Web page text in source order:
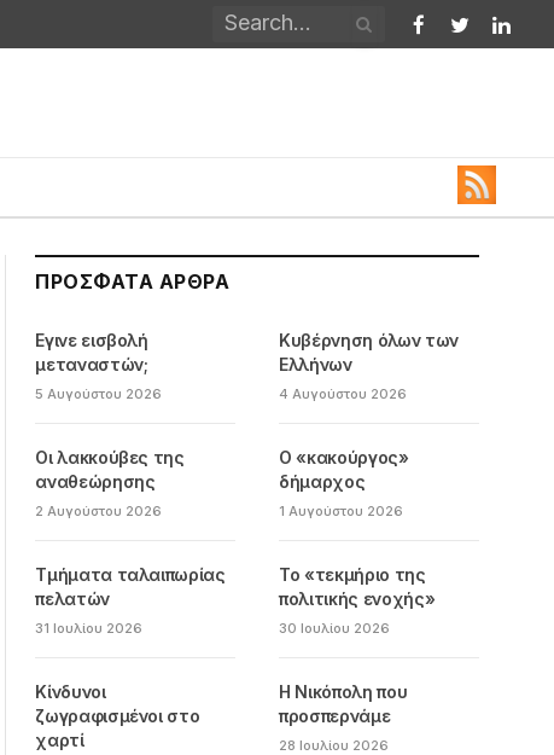
Facebook
Twitter
ΠΡΌΣΦΑΤΑ ΆΡΘΡΑ
Εγινε εισβολή
μεταναστών;
5 Αυγούστου 2026
Κυβέρνηση όλων των
Ελλήνων
4 Αυγούστου 2026
Οι λακκούβες της
αναθεώρησης
2 Αυγούστου 2026
Ο «κακούργος»
δήμαρχος
1 Αυγούστου 2026
Τμήματα ταλαιπωρίας
πελατών
31 Ιουλίου 2026
Το «τεκμήριο της
πολιτικής ενοχής»
30 Ιουλίου 2026
Κίνδυνοι
ζωγραφισμένοι στο
χαρτί
Η Νικόπολη που
προσπερνάμε
28 Ιουλίου 2026